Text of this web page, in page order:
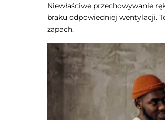
Niewłaściwe przechowywanie
braku odpowiedniej wentylacji.
zapach.